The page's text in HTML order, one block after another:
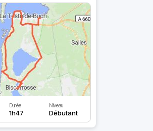
Durée
1h47
Niveau
Débutant